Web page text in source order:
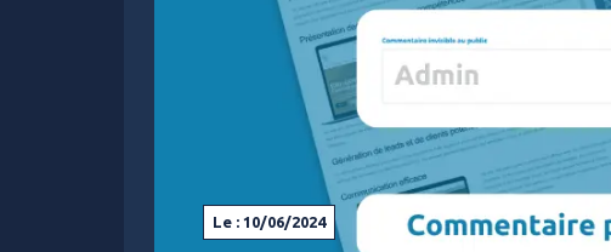
Le : 10/06/2024